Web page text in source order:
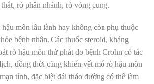
rò phân nhánh, rò vòng cung.
môn lâu lành hay không còn phụ thuộc
bệnh nhân. Các thuốc steroid, kháng
rò hậu môn thứ phát do bệnh Crohn có tác
đồng thời cũng khiến vết mổ rò hậu môn
tính, đặc biệt đái tháo đường có thể làm